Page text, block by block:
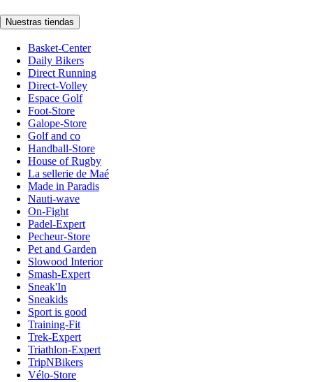
Nuestras tiendas
Basket-Center
Daily Bikers
Direct Running
Direct-Volley
Espace Golf
Foot-Store
Galope-Store
Golf and co
Handball-Store
House of Rugby
La sellerie de Maé
Made in Paradis
Nauti-wave
On-Fight
Padel-Expert
Pecheur-Store
Pet and Garden
Slowood Interior
Smash-Expert
Sneak'In
Sneakids
Sport is good
Training-Fit
Trek-Expert
Triathlon-Expert
TripNBikers
Vélo-Store